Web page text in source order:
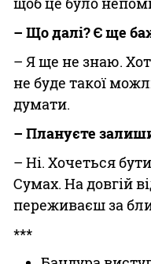
– Що далі? Є ще
– Я ще не знаю.
не буде такої
думати.
– Плануєте
– Ні. Хочеться
Сумах. На довгій
переживаєш за
***